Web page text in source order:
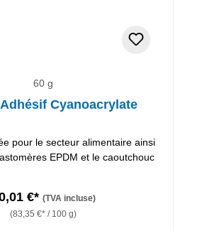
60 g
Adhésif Cyanoacrylate
pour le secteur alimentaire ainsi
EPDM et le caoutchouc
€* (TVA incluse)
(83,35 €* / 100 g)